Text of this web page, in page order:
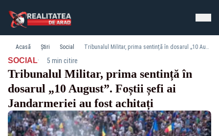
Acasă Știri Social Tribunalul Militar, prima sentință în dosarul „10 August”. Foștii șefi ai Jandarmeriei au fost achitați
SOCIAL· 5 min citire
Tribunalul Militar, prima sentință în
dosarul „10 August”. Foștii șefi ai
Jandarmeriei au fost achitați